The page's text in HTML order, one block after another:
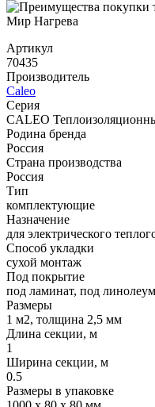
Артикул
70435
Производитель
Caleo
Серия
CALEO
Родина бренда
Россия
Страна производства
Россия
Тип
комплектующие
Назначение
для электрического
Способ укладки
сухой монтаж
Под покрытие
под ламинат, под
Размеры
1 м2, толщина 2,5 мм
Длина секции, м
1
Ширина секции, м
0.5
Размеры в упаковке